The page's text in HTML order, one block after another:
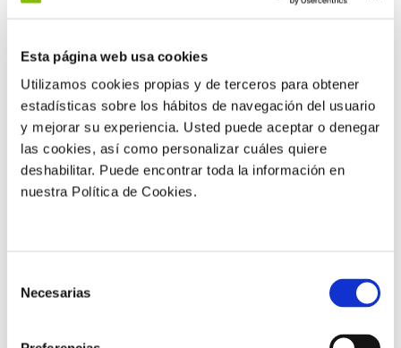
Esta página web usa cookies
Utilizamos cookies propias y de terceros para obtener
estadísticas sobre los hábitos de navegación del usuario
y mejorar su experiencia. Usted puede aceptar o denegar
las cookies, así como personalizar cuáles quiere
deshabilitar. Puede encontrar toda la información en
nuestra Política de Cookies.
Necesarias
Ver ensayo
ENSAYO REALIZADO EN PORTUGAL
spp. en naranja